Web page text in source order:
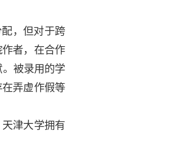
，但对于跨
者，在合作
被录用的学
弄虚作假等
津大学拥有